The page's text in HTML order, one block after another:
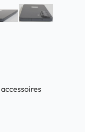
accessoires